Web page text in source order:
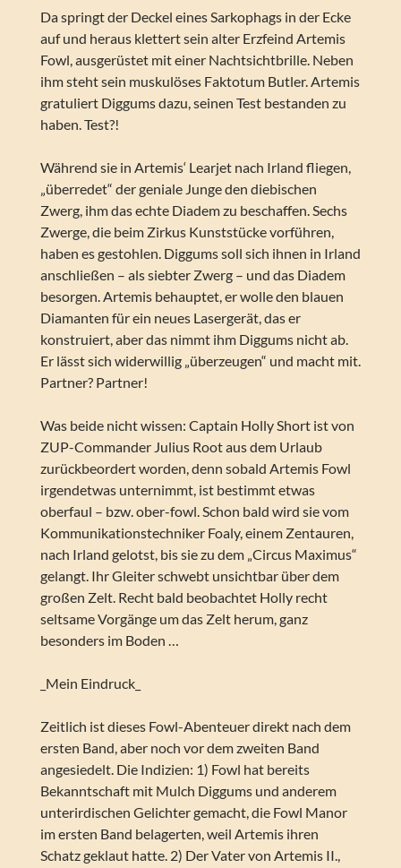
Da springt der Deckel eines Sarkophags in der Ecke
auf und heraus klettert sein alter Erzfeind Artemis
Fowl, ausgerüstet mit einer Nachtsichtbrille. Neben
ihm steht sein muskulöses Faktotum Butler. Artemis
gratuliert Diggums dazu, seinen Test bestanden zu
haben. Test?!
Während sie in Artemis‘ Learjet nach Irland fliegen,
„überredet“ der geniale Junge den diebischen
Zwerg, ihm das echte Diadem zu beschaffen. Sechs
Zwerge, die beim Zirkus Kunststücke vorführen,
haben es gestohlen. Diggums soll sich ihnen in Irland
anschließen – als siebter Zwerg – und das Diadem
besorgen. Artemis behauptet, er wolle den blauen
Diamanten für ein neues Lasergerät, das er
konstruiert, aber das nimmt ihm Diggums nicht ab.
Er lässt sich widerwillig „überzeugen“ und macht mit.
Partner? Partner!
Was beide nicht wissen: Captain Holly Short ist von
ZUP-Commander Julius Root aus dem Urlaub
zurückbeordert worden, denn sobald Artemis Fowl
irgendetwas unternimmt, ist bestimmt etwas
oberfaul – bzw. ober-fowl. Schon bald wird sie vom
Kommunikationstechniker Foaly, einem Zentauren,
nach Irland gelotst, bis sie zu dem „Circus Maximus“
gelangt. Ihr Gleiter schwebt unsichtbar über dem
großen Zelt. Recht bald beobachtet Holly recht
seltsame Vorgänge um das Zelt herum, ganz
besonders im Boden …
_Mein Eindruck_
Zeitlich ist dieses Fowl-Abenteuer direkt nach dem
ersten Band, aber noch vor dem zweiten Band
angesiedelt. Die Indizien: 1) Fowl hat bereits
Bekanntschaft mit Mulch Diggums und anderem
unterirdischen Gelichter gemacht, die Fowl Manor
im ersten Band belagerten, weil Artemis ihren
Schatz geklaut hatte. 2) Der Vater von Artemis II.,